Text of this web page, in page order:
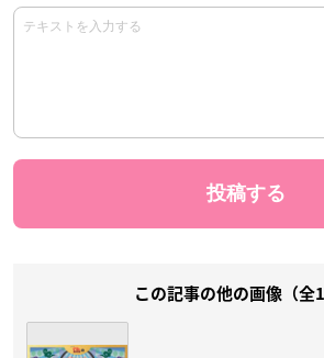
この記事の他の画像（全1